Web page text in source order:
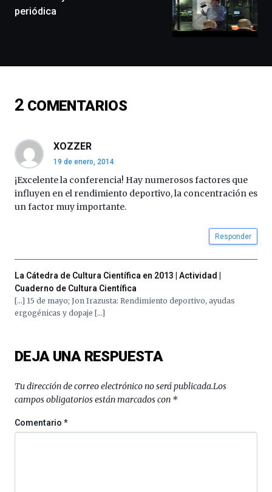
exposiciones,
conferencias,
de
16
4
de
octubre.
La
iniciativa,
periódica
2 COMENTARIOS
XOZZER
19 de enero, 2014
¡Excelente la conferencia! Hay numerosos factores que
influyen en el rendimiento deportivo, la concentración es
un factor muy importante.
Responder
La Cátedra de Cultura Científica en 2013 | Actividad |
Cuaderno de Cultura Científica
[…] 15 de mayo; Jon Irazusta: Rendimiento deportivo, ayudas
ergogénicas y dopaje […]
DEJA UNA RESPUESTA
Tu dirección de correo electrónico no será publicada.Los
campos obligatorios están marcados con *
Comentario*